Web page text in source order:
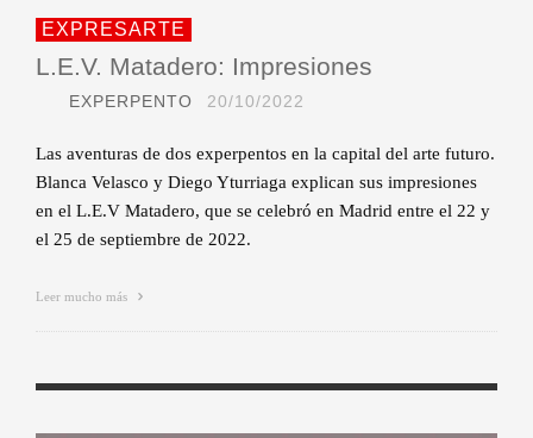
EXPRESARTE
L.E.V. Matadero: Impresiones
EXPERPENTO 20/10/2022
Las aventuras de dos experpentos en la capital del arte futuro.
Blanca Velasco y Diego Yturriaga explican sus impresiones
en el L.E.V Matadero, que se celebró en Madrid entre el 22 y
el 25 de septiembre de 2022.
Leer mucho más